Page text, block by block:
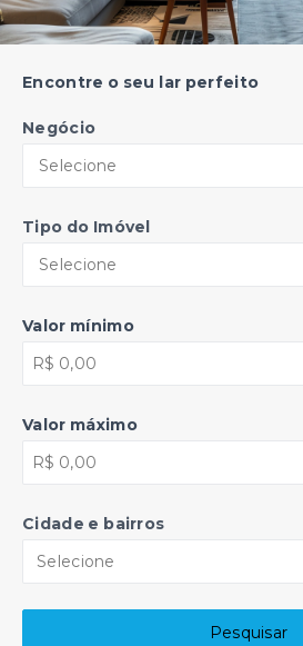
Encontre o seu lar perfeito
Negócio
Selecione
Tipo do Imóvel
Selecione
Valor mínimo
Valor máximo
Cidade e bairros
Selecione
Pesquisar